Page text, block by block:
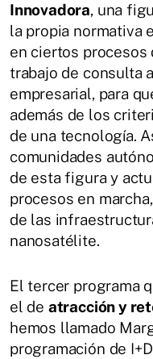
Innovadora, una
la propia normativa
en ciertos procesos
trabajo de consulta
empresarial, para
además de los
de una tecnología.
comunidades
de esta figura y
procesos en
de las
nanosatélite.
El tercer programa
el de atracción y
hemos llamado
programación de